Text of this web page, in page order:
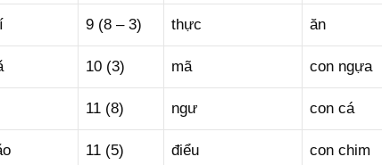
9 (8 – 3) thực ăn
10 (3) mã con ngựa
11 (8) ngư con cá
11 (5) điểu con chim